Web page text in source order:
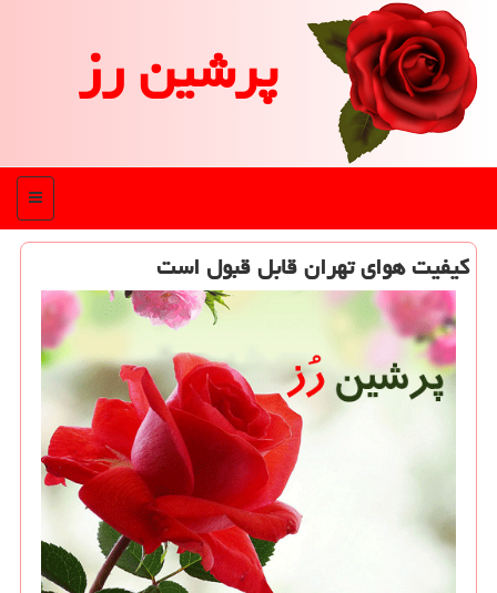
پرشین رز
منو
کیفیت هوای تهران قابل قبول است